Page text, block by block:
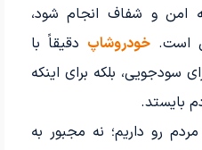
امن و شفاف انجام شود،
است.خودروشاپ دقیقاً با
سودجویی، بلکه برای اینکه
بایستد.
رو داریم؛ نه مجبور به